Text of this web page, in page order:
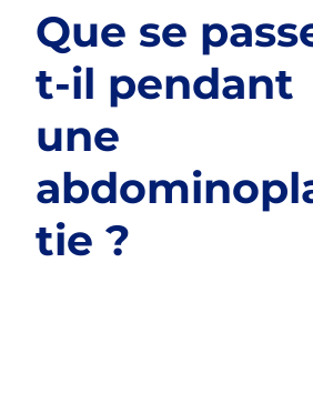
Que se
t-il pendant
une
tie ?